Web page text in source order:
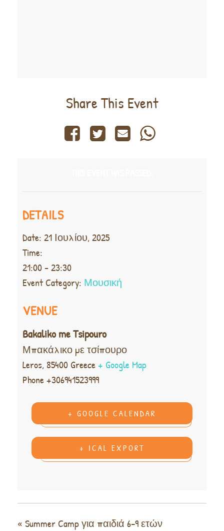
Share This Event
DETAILS
Date: 21 Ιουλίου, 2025
Time:
21:00 - 23:30
Event Category: Μουσική
VENUE
Bakaliko me Tsipouro
Μπακάλικο με τσίπουρο
Leros, 85400 Greece+ Google Map
Phone+306941523999
+ GOOGLE CALENDAR
+ ICAL EXPORT
« Summer Camp για παιδιά 6–9 ετών